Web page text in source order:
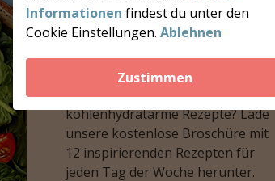
Informationen findest du unter den
Cookie Einstellungen. Ablehnen
Zustimmen
12 kohlenhydratarme
Rezepte
Möchtest du mehr leckere,
kohlenhydratarme Rezepte? Lade
unsere kostenlose Broschüre mit
12 inspirierenden Rezepten für
jeden Tag der Woche herunter.